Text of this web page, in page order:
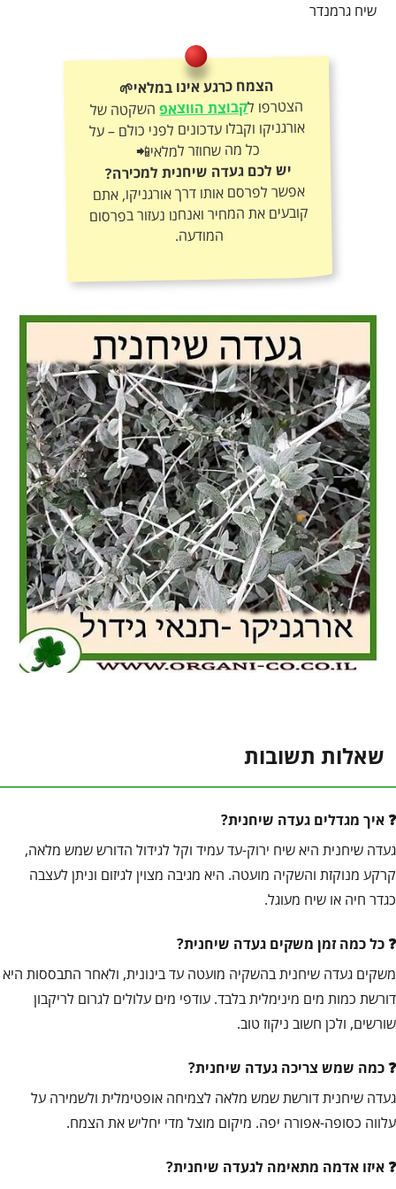
שיח גרמנדר
הצמח כרגע אינו במלאי🌱
הצטרפו לקבוצת הווצאפהשקטה של
אורגניקו וקבלו עדכונים לפני כולם – על
כל מה שחוזר למלאי📲
יש לכם געדה שיחנית למכירה?
אפשר לפרסם אותו דרך אורגניקו, אתם
קובעים את המחיר ואנחנו נעזור בפרסום
המודעה.
שאלות תשובות
איך מגדלים געדה שיחנית?
געדה שיחנית היא שיח ירוק-עד עמיד וקל לגידול הדורש שמש מלאה,
קרקע מנוקזת והשקיה מועטה. היא מגיבה מצוין לגיזום וניתן לעצבה
כגדר חיה או שיח מעוגל.
כל כמה זמן משקים געדה שיחנית?
משקים געדה שיחנית בהשקיה מועטה עד בינונית, ולאחר התבססות היא
דורשת כמות מים מינימלית בלבד. עודפי מים עלולים לגרום לריקבון
שורשים, ולכן חשוב ניקוז טוב.
כמה שמש צריכה געדה שיחנית?
געדה שיחנית דורשת שמש מלאה לצמיחה אופטימלית ולשמירה על
עלווה כסופה-אפורה יפה. מיקום מוצל מדי יחליש את הצמח.
איזו אדמה מתאימה לגעדה שיחנית?